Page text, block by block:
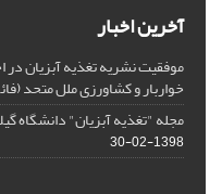
آخرین اخبار
موفقیت نشریه تغذیه آبزیان در
خواربار و کشاورزی ملل متحد
مجله "تغذیه آبزیان" دانشگاه
1398-02-30